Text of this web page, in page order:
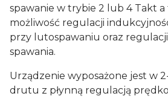
spawanie w trybie 2 lub 4 Takt a
możliwość regulacji
przy lutospawaniu oraz
spawania.
Urządzenie wyposażone jest w
drutu z płynną regulacją